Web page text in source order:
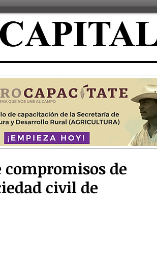
compromisos de
civil de